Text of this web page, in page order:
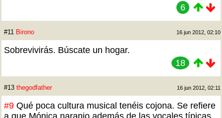
6
#11 Birono 16 jun 2012, 02:10
Sobrevivirás. Búscate un hogar.
18
#13 thegodfather 16 jun 2012, 02:11
#9 Qué poca cultura musical tenéis cojona. Se refiere
a que Mónica naranjo además de las vocales típicas